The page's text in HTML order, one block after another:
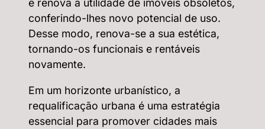
e renova a utilidade de imóveis obsoletos,
conferindo-lhes novo potencial de uso.
Desse modo, renova-se a sua estética,
tornando-os funcionais e rentáveis
novamente.
Em um horizonte urbanístico, a
requalificação urbana é uma estratégia
essencial para promover cidades mais